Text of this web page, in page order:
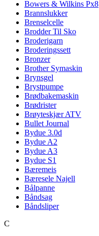
Bowers & Wilkins Px8
Brannslukker
Brenselcelle
Brodder Til Sko
Broderigarn
Broderingssett
Bronzer
Brother Symaskin
Brynsgel
Brystpumpe
Brødbakemaskin
Brødrister
Brøyteskjær ATV
Bullet Journal
Bydue 3.0d
Bydue A2
Bydue A3
Bydue S1
Bæremeis
Bæresele Najell
Bålpanne
Båndsag
Båndsliper
C